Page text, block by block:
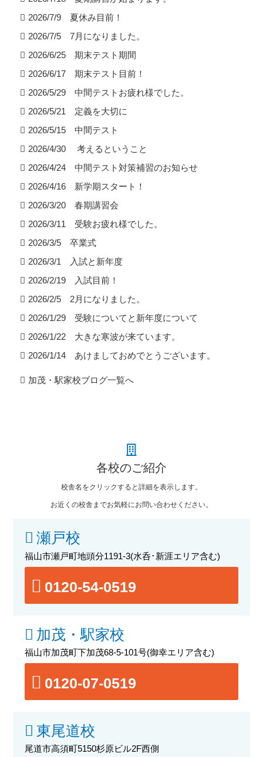
2026/7/9 夏休み目前！
2026/7/5 7月になりました。
2026/6/25 期末テスト期間
2026/6/17 期末テスト目前！
2026/5/29 中間テストお疲れ様でした。
2026/5/21 定義を大切に
2026/5/15 中間テスト
2026/4/30 考えるということ
2026/4/24 中間テスト対策補習のお知らせ
2026/4/16 新学期スタート！
2026/3/20 春期講習会
2026/3/11 受験お疲れ様でした。
2026/3/5 卒業式
2026/3/1 入試と新年度
2026/2/19 入試目前！
2026/2/5 2月になりました。
2026/1/29 受験についてと新年度について
2026/1/22 大きな寒波が来ています。
2026/1/14 あけましておめでとうございます。
加茂・駅家校ブログ一覧へ
各校のご紹介
校舎名をクリックすると詳細を表示します。
お近くの校舎までお気軽にお問い合わせください。
瀬戸校
福山市瀬戸町地頭分1191-3(水呑･新涯エリア含む)
0120-54-0519
加茂・駅家校
福山市加茂町下加茂68-5-101号(御幸エリア含む)
0120-07-0519
東尾道校
尾道市高須町5150杉原ビル2F西側